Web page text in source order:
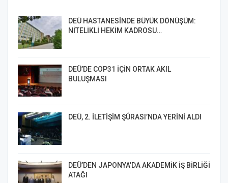
DEÜ HASTANESİNDE BÜYÜK DÖNÜŞÜM:
NİTELİKLİ HEKİM KADROSU…
DEÜ’DE COP31 İÇİN ORTAK AKIL
BULUŞMASI
DEÜ, 2. İLETİŞİM ŞÛRASI’NDA YERİNİ ALDI
DEÜ’DEN JAPONYA’DA AKADEMİK İŞ BİRLİĞİ
ATAĞI